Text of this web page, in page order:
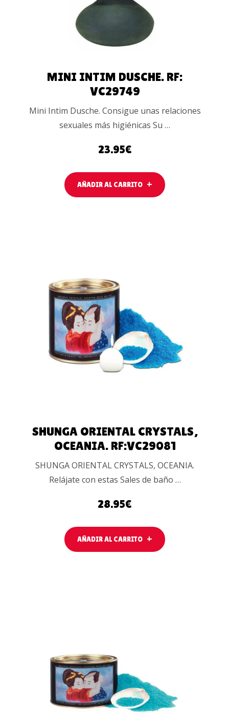
MINI INTIM DUSCHE. RF:
VC29749
Mini Intim Dusche. Consigue unas relaciones
sexuales más higiénicas Su …
23.95€
AÑADIR AL CARRITO
AÑADIR AL
CARRITO
SHUNGA ORIENTAL CRYSTALS,
OCEANIA. RF:VC29081
SHUNGA ORIENTAL CRYSTALS, OCEANIA.
Relájate con estas Sales de baño …
28.95€
AÑADIR AL CARRITO
AÑADIR AL
CARRITO